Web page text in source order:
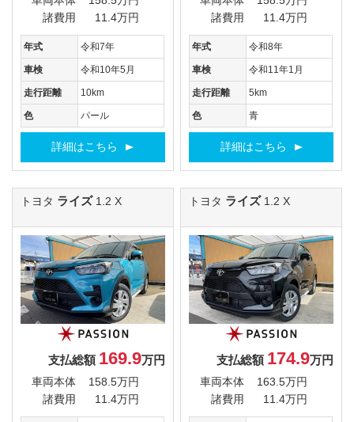
諸費用
11.4万円
年式 令和7年
車検 令和10年5月
走行距離 10km
色 パール
詳細はこちら
諸費用
11.4万円
年式 令和8年
車検 令和11年1月
走行距離 5km
色 青
詳細はこちら
トヨタ ライズ 1.2 X
支払総額 169.9万円
車両本体
158.5万円
諸費用
11.4万円
トヨタ ライズ 1.2 X
支払総額 174.9万円
車両本体
163.5万円
諸費用
11.4万円